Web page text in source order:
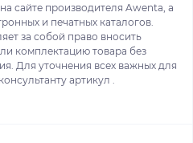
сайте производителя Awenta, а
и печатных каталогов.
за собой право вносить
комплектацию товара без
Для уточнения всех важных для
артикул .